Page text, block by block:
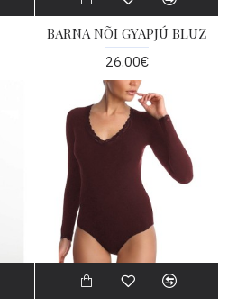
BARNA NÕI GYAPJÚ BLUZ
26.00€